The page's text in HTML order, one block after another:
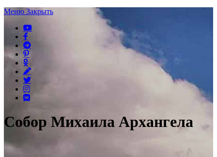
Меню Закрыть
Собор Михаила Архангела